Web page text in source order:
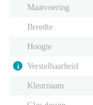
Maatvoering
Breedte
Hoogte
i Verstelbaarheid
Kleurnaam